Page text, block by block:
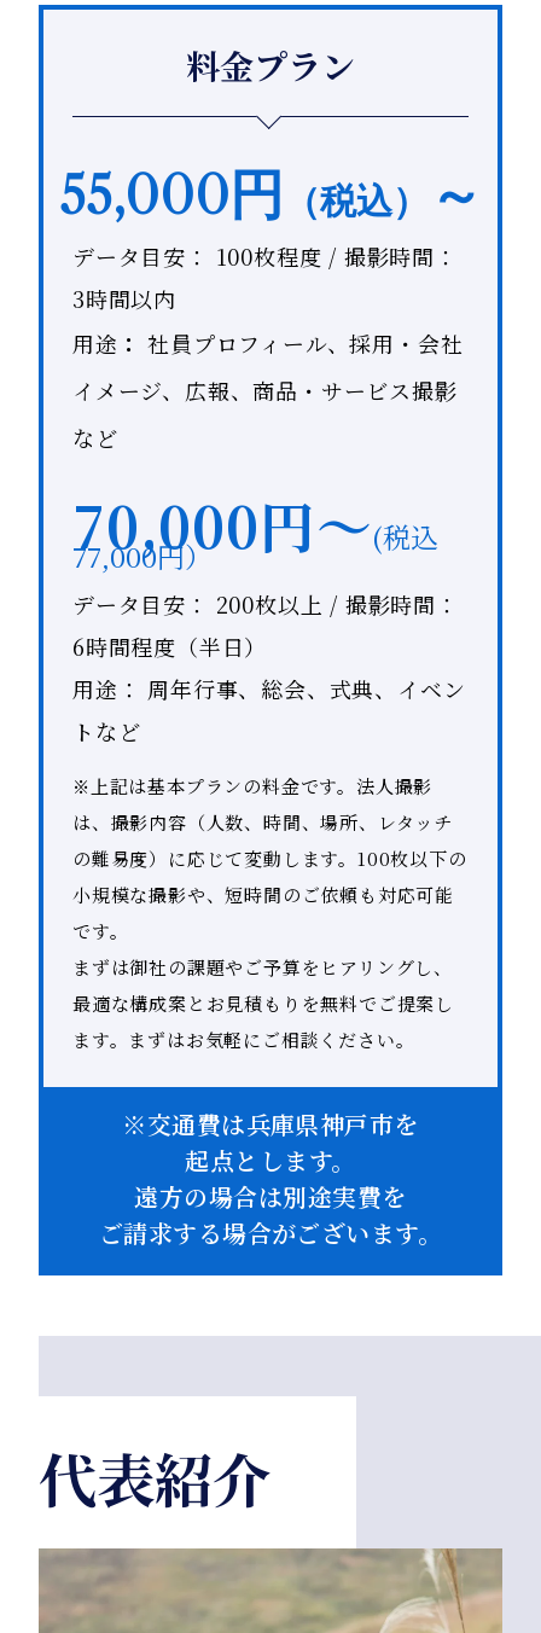
料金プラン
55,000円 （税込） ～
データ目安： 100枚程度 / 撮影時間：
3時間以内
用途 ： 社員プロフィール、採用・会社
イメージ、広報、商品・サービス撮影
など
70,000円～(税込
77,000円）
データ目安： 200枚以上 / 撮影時間：
6時間程度（半日）
用途： 周年行事、総会、式典、イベン
トなど
※上記は基本プランの料金です。法人撮影
は、撮影内容（人数、時間、場所、レタッチ
の難易度）に応じて変動します。100枚以下の
小規模な撮影や、短時間のご依頼も対応可能
です。
まずは御社の課題やご予算をヒアリングし、
最適な構成案とお見積もりを無料でご提案し
ます。まずはお気軽にご相談ください。
※交通費は兵庫県神戸市を
起点とします。
遠方の場合は別途実費を
ご請求する場合がございます。
代表紹介